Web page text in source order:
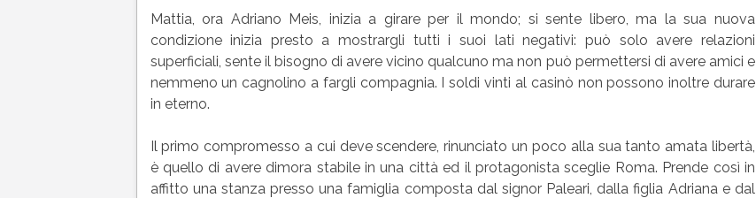
Mattia, ora Adriano Meis, inizia a girare per il mondo; si sente libero, ma la sua nuova
condizione inizia presto a mostrargli tutti i suoi lati negativi: può solo avere relazioni
superficiali, sente il bisogno di avere vicino qualcuno ma non può permettersi di avere amici e
nemmeno un cagnolino a fargli compagnia. I soldi vinti al casinò non possono inoltre durare
in eterno.
Il primo compromesso a cui deve scendere, rinunciato un poco alla sua tanto amata libertà,
è quello di avere dimora stabile in una città ed il protagonista sceglie Roma. Prende così in
affitto una stanza presso una famiglia composta dal signor Paleari, dalla figlia Adriana e dal